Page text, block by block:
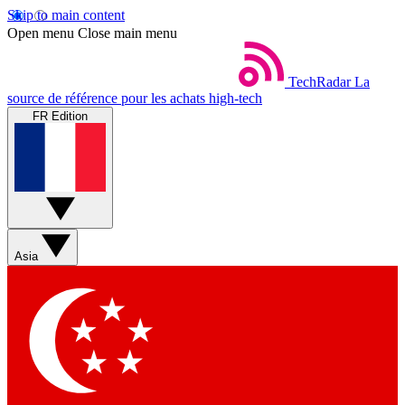
Skip to main content
Open menu Close main menu
TechRadar La
source de référence pour les achats high-tech
FR Edition
Asia